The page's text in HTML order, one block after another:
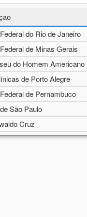
do Rio de Janeiro
de Minas Gerais
do Homem Americano
de Porto Alegre
de Pernambuco
São Paulo
Cruz
São Paulo
de Pernambuco
Avançados - USP